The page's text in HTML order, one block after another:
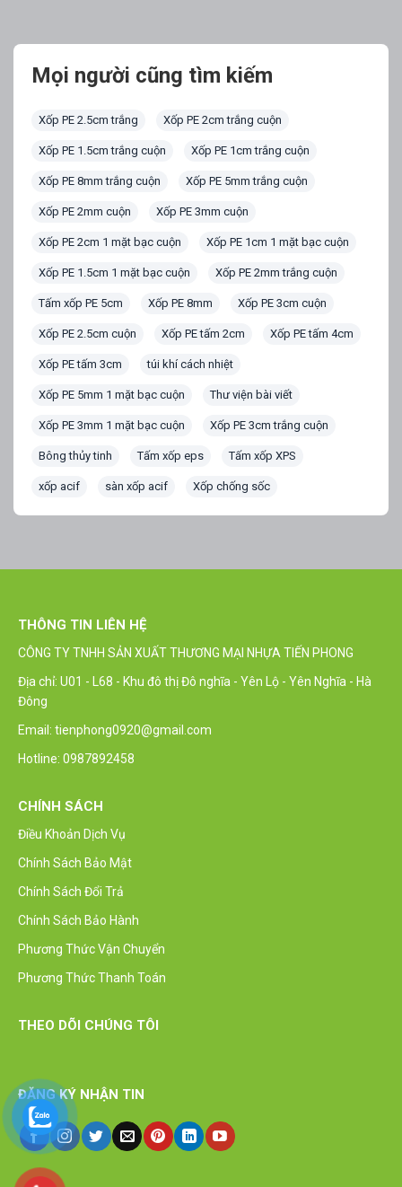
Mọi người cũng tìm kiếm
Xốp PE 2.5cm trắng Xốp PE 2cm trắng cuộn
Xốp PE 1.5cm trắng cuộn Xốp PE 1cm trắng cuộn
Xốp PE 8mm trắng cuộn Xốp PE 5mm trắng cuộn
Xốp PE 2mm cuộn Xốp PE 3mm cuộn
Xốp PE 2cm 1 mặt bạc cuộn Xốp PE 1cm 1 mặt bạc cuộn
Xốp PE 1.5cm 1 mặt bạc cuộn Xốp PE 2mm trắng cuộn
Tấm xốp PE 5cm Xốp PE 8mm Xốp PE 3cm cuộn
Xốp PE 2.5cm cuộn Xốp PE tấm 2cm Xốp PE tấm 4cm
Xốp PE tấm 3cm túi khí cách nhiệt
Xốp PE 5mm 1 mặt bạc cuộn Thư viện bài viết
Xốp PE 3mm 1 mặt bạc cuộn Xốp PE 3cm trắng cuộn
Bông thủy tinh Tấm xốp eps Tấm xốp XPS
xốp acif sàn xốp acif Xốp chống sốc
THÔNG TIN LIÊN HỆ
CÔNG TY TNHH SẢN XUẤT THƯƠNG MẠI NHỰA TIẾN PHONG
Địa chỉ: U01 - L68 - Khu đô thị Đô nghĩa - Yên Lộ - Yên Nghĩa - Hà
Đông
Email: tienphong0920@gmail.com
Hotline: 0987892458
CHÍNH SÁCH
Điều Khoản Dịch Vụ
Chính Sách Bảo Mật
Chính Sách Đổi Trả
Chính Sách Bảo Hành
Phương Thức Vận Chuyển
Phương Thức Thanh Toán
THEO DÕI CHÚNG TÔI
ĐĂNG KÝ NHẬN TIN